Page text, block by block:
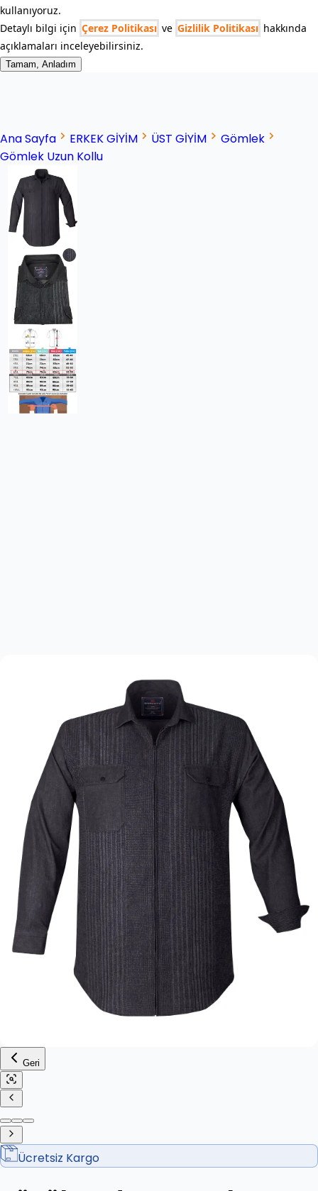
kullanıyoruz.
Detaylı bilgi için Çerez Politikası ve Gizlilik Politikası hakkında
açıklamaları inceleyebilirsiniz.
Tamam, Anladım
Ana Sayfa ERKEK GİYİM ÜST GİYİM
Gömlek
Gömlek Uzun Kollu
Geri
Ücretsiz Kargo